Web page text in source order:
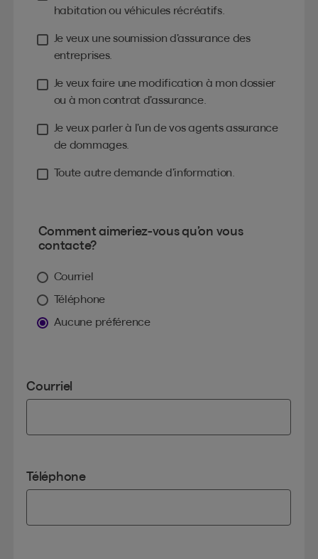
habitation ou véhicules récréatifs.
Je veux une soumission d’assurance des
entreprises.
Je veux faire une modification à mon dossier
ou à mon contrat d’assurance.
Je veux parler à l’un de vos agents assurance
de dommages.
Toute autre demande d’information.
Comment aimeriez-vous qu’on vous
contacte?
Courriel
Téléphone
Aucune préférence
Courriel
Téléphone